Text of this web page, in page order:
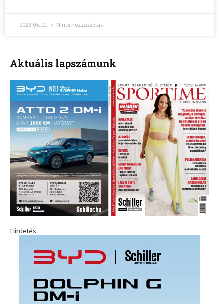
2023.05.12. Nincs hozzászólás
Aktuális lapszámunk
Hirdetés